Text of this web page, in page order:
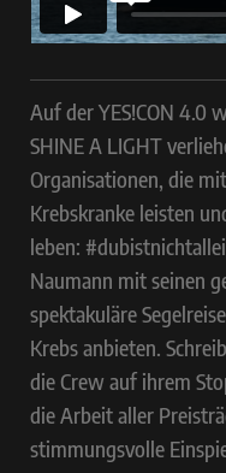
Auf der YES!CON 4.0
SHINE A LIGHT
Organisationen, die
Krebskranke leisten
leben:
Naumann mit seinen
spektakuläre
Krebs anbieten.
die Crew auf ihrem
die Arbeit aller
stimmungsvolle